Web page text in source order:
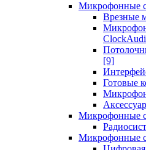
Микрофонные
Врезные
[9]
Готовые
Микрофонные
Микрофонные